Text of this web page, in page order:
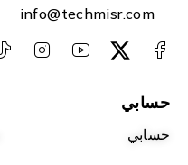
info@techmisr.com
حسابي
حسابي